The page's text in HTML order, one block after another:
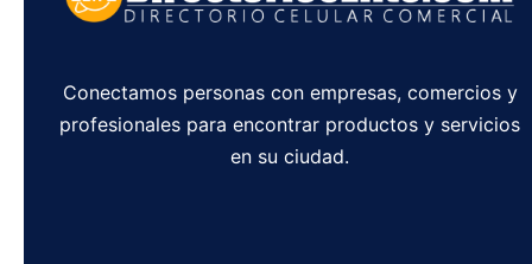
Conectamos personas con empresas, comercios y
profesionales para encontrar productos y servicios
en su ciudad.